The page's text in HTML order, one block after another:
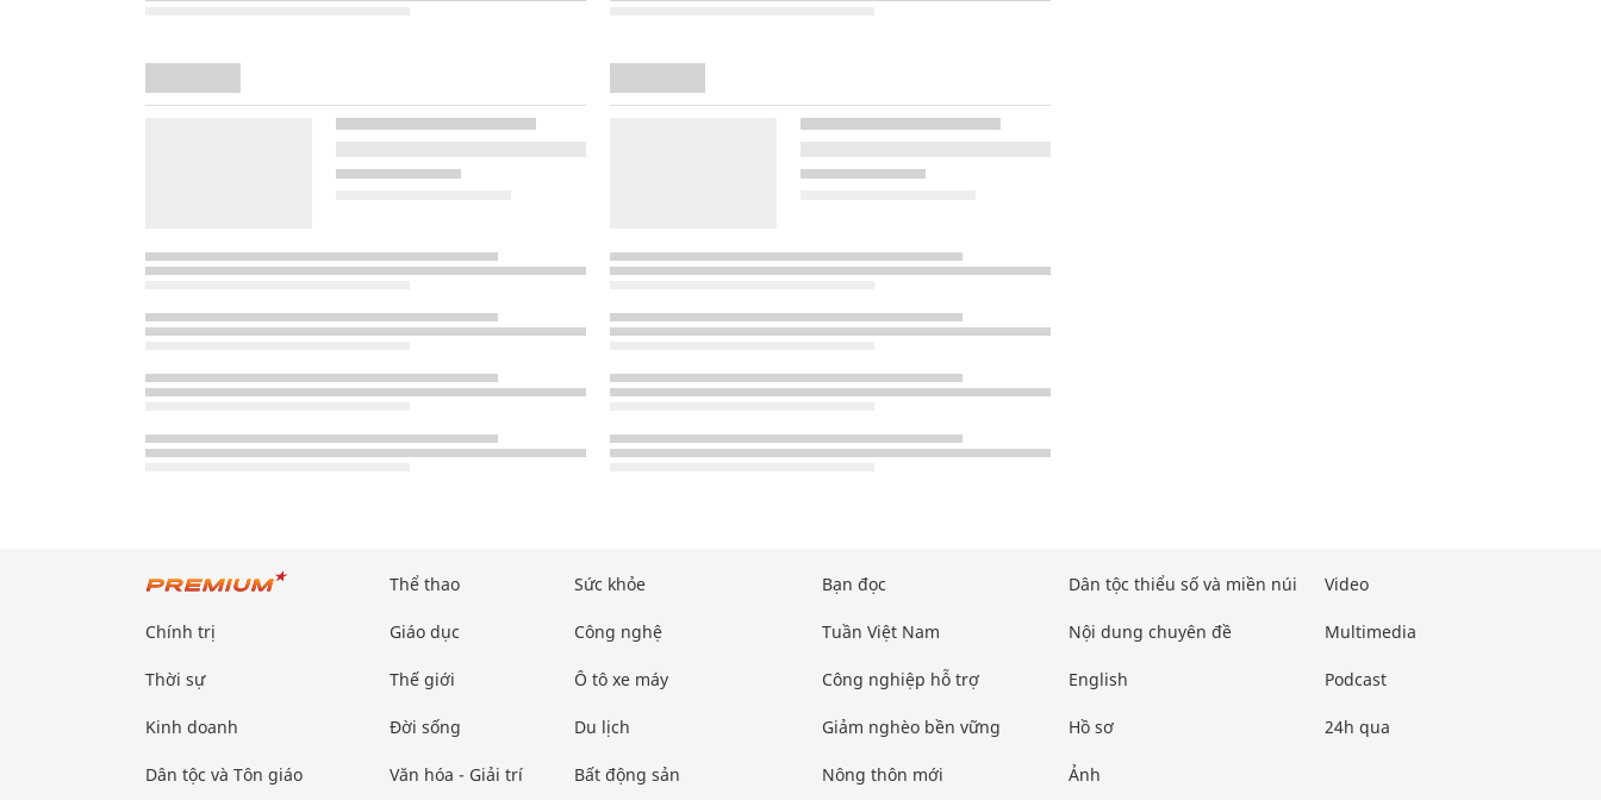
Chính trị
Thời sự
Kinh doanh
Dân tộc và Tôn giáo
Thể thao
Giáo dục
Thế giới
Đời sống
Văn hóa - Giải trí
Sức khỏe
Công nghệ
Ô tô xe máy
Du lịch
Bất động sản
Bạn đọc
Tuần Việt Nam
Công nghiệp hỗ trợ
Giảm nghèo bền vững
Nông thôn mới
Dân tộc thiểu số và miền núi
Nội dung chuyên đề
English
Hồ sơ
Ảnh
Video
Multimedia
Podcast
24h qua